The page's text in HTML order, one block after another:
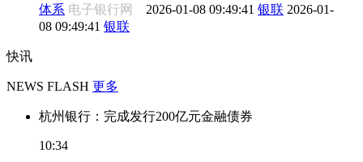
体系 电子银行网 2026-01-08 09:49:41 银联 2026-01-
08 09:49:41 银联
快讯
NEWS FLASH 更多
杭州银行：完成发行200亿元金融债券
10:34